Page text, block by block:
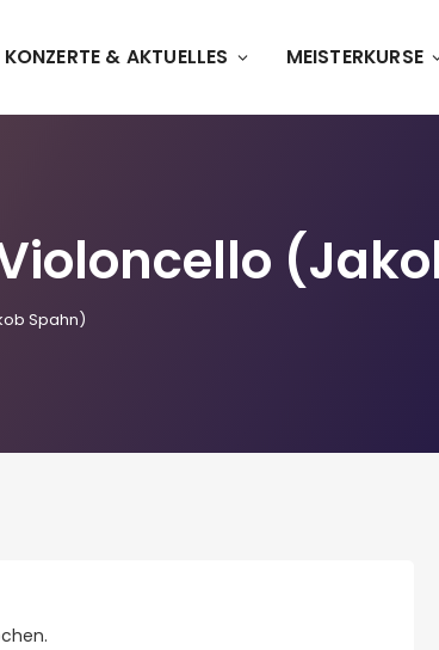
KONZERTE & AKTUELLES MEISTERKURSE
Spahn)